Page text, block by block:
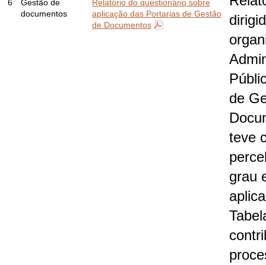
6
Gestão de
documentos
Relatório do questionário sobre
aplicação das Portarias de Gestão
de Documentos
de
teve
grau